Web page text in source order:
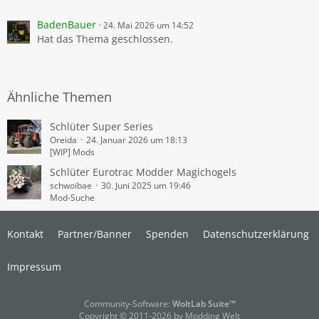
BadenBauer 24. Mai 2026 um 14:52
Hat das Thema geschlossen.
Ähnliche Themen
Schlüter Super Series
Oreida
24. Januar 2026 um 18:13
[WIP] Mods
Schlüter Eurotrac Modder Magichogels
schwoibae
30. Juni 2025 um 19:46
Mod-Suche
Kontakt Partner/Banner Spenden Datenschutzerklärung
Impressum
Community-Software: WoltLab Suite™
Copyright © 2011-2026 by Modding Welt